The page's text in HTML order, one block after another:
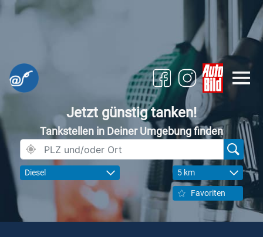
Jetzt günstig tanken!
Tankstellen in Deiner Umgebung finden
Diesel 5 km
Favoriten